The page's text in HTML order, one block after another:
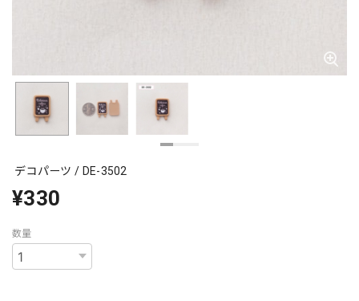
デコパーツ / DE-3502
¥330
数量